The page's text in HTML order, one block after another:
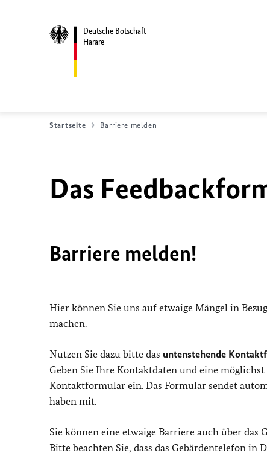
Deutsche Botschaft
Harare
Startseite Barriere melden
Das
Barriere melden!
Hier können Sie uns auf etwaige Mängel in
machen.
Nutzen Sie dazu bitte das untenstehende
Geben Sie Ihre Kontaktdaten und eine
Kontaktformular ein. Das Formular sendet
haben mit.
Sie können eine etwaige Barriere auch über das
Bitte beachten Sie, dass das Gebärdentelefon in